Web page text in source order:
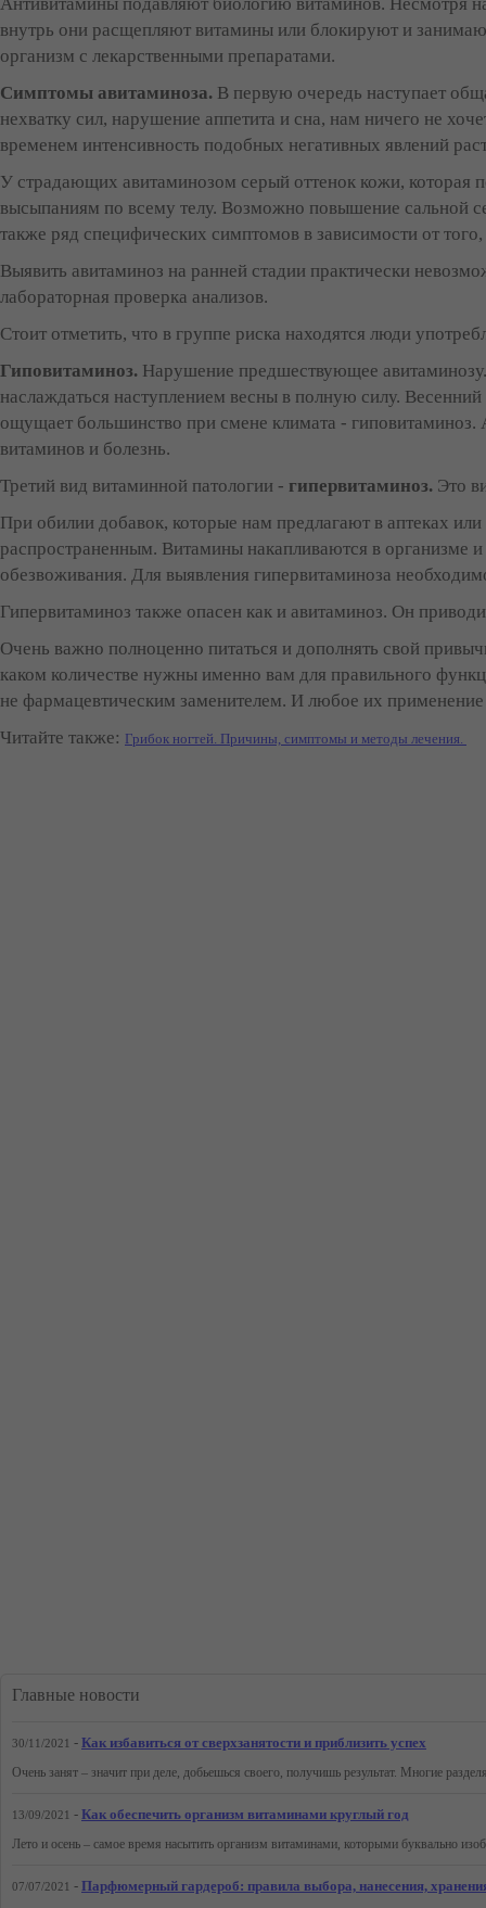
внутрь они расщепляют витамины или блокируют и
организм с лекарственными препаратами.
Симптомы авитаминоза. В первую очередь наступает
нехватку сил, нарушение аппетита и сна, нам ничего не
временем интенсивность подобных негативных явлений
У страдающих авитаминозом серый оттенок кожи, которая
высыпаниям по всему телу. Возможно повышение сальной
также ряд специфических симптомов в зависимости от
Выявить авитаминоз на ранней стадии практически
лабораторная проверка анализов.
Стоит отметить, что в группе риска находятся люди
Гиповитаминоз. Нарушение предшествующее
наслаждаться наступлением весны в полную силу.
ощущает большинство при смене климата - гиповитаминоз.
витаминов и болезнь.
Третий вид витаминной патологии - гипервитаминоз. Это
При обилии добавок, которые нам предлагают в аптеках
распространенным. Витамины накапливаются в организме
обезвоживания. Для выявления гипервитаминоза
Гипервитаминоз также опасен как и авитаминоз. Он
Очень важно полноценно питаться и дополнять свой
каком количестве нужны именно вам для правильного
не фармацевтическим заменителем. И любое их
Читайте также: Грибок ногтей. Причины, симптомы и методы лечения.
Главные новости
30/11/2021 - Как избавиться от сверхзанятости и приблизить успех
13/09/2021 - Как обеспечить организм витаминами круглый год
07/07/2021 - Парфюмерный гардероб: правила выбора, нанесения,